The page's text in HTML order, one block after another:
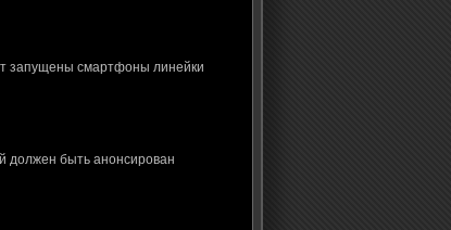
запущены смартфоны линейки
должен быть анонсирован